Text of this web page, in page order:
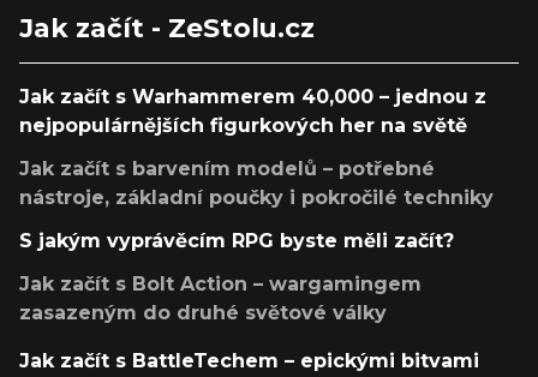
Jak začít - ZeStolu.cz
Jak začít s Warhammerem 40,000 – jednou z
nejpopulárnějších figurkových her na světě
Jak začít s barvením modelů – potřebné
nástroje, základní poučky i pokročilé techniky
S jakým vyprávěcím RPG byste měli začít?
Jak začít s Bolt Action – wargamingem
zasazeným do druhé světové války
Jak začít s BattleTechem – epickými bitvami